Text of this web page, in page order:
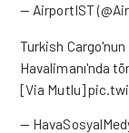
— AirportIST
Turkish
Havalimanı'nda
[Via Mutlu]
—